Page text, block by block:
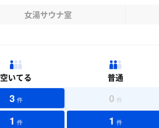
女湯サウナ室
空いてる 普通
3 件 0 件
1 件 1 件